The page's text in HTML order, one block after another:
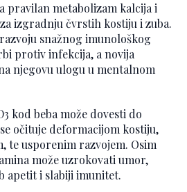
pravilan metabolizam kalcija i
izgradnju čvrstih kostiju i zuba.
snažnog imunološkog
protiv infekcija, a novija
njegovu ulogu u mentalnom
kod beba može dovesti do
očituje deformacijom kostiju,
te usporenim razvojem. Osim
može uzrokovati umor,
apetit i slabiji imunitet.